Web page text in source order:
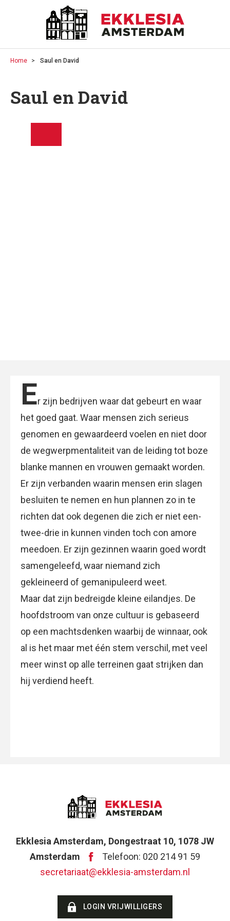
Home Saul en David
Saul en David
Er zijn bedrijven waar dat gebeurt en waar
het goed gaat. Waar mensen zich serieus
genomen en gewaardeerd voelen en niet door
de wegwerpmentaliteit van de leiding tot boze
blanke mannen en vrouwen gemaakt worden.
Er zijn verbanden waarin mensen erin slagen
besluiten te nemen en hun plannen zo in te
richten dat ook degenen die zich er niet een-
twee-drie in kunnen vinden toch con amore
meedoen. Er zijn gezinnen waarin goed wordt
samengeleefd, waar niemand zich
gekleineerd of gemanipuleerd weet.
Maar dat zijn bedreigde kleine eilandjes. De
hoofdstroom van onze cultuur is gebaseerd
op een machtsdenken waarbij de winnaar, ook
al is het maar met één stem verschil, met veel
meer winst op alle terreinen gaat strijken dan
hij verdiend heeft.
Ekklesia Amsterdam, Dongestraat 10, 1078 JW
Amsterdam
Telefoon: 020 214 91 59
secretariaat@ekklesia-amsterdam.nl
LOGIN VRIJWILLIGERS